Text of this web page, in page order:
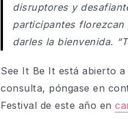
disruptores y
participantes
darles la bienvenida.
See It Be It está abierto
consulta, póngase en
Festival de este año en